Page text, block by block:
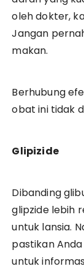
oleh dokter,
Jangan
makan.
Berhubung
obat ini tidak
Glipizide
Dibanding
glipzide lebih
untuk lansia.
pastikan
untuk